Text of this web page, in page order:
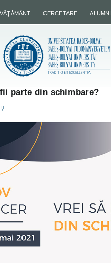
CERCETARE ALUMNI
parte din schimbare?